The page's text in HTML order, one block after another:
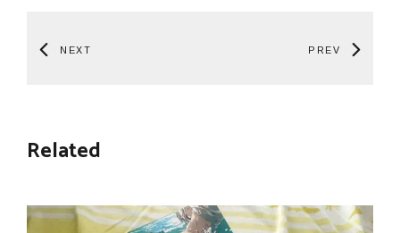
NEXT PREV
Related